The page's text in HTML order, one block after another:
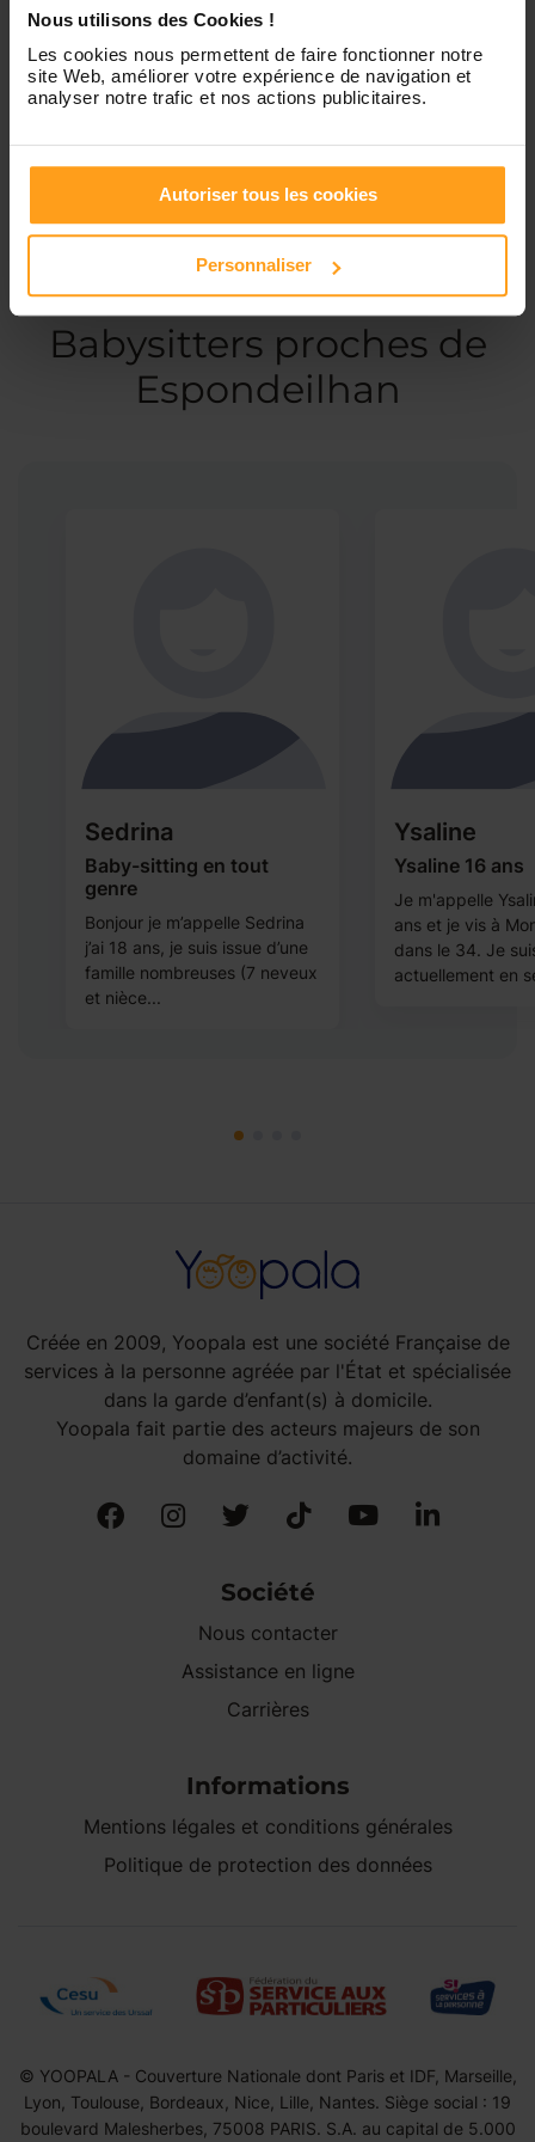
Nous utilisons des Cookies !
Les cookies nous permettent de faire fonctionner notre
site Web, améliorer votre expérience de navigation et
analyser notre trafic et nos actions publicitaires.
Autoriser tous les cookies
Personnaliser
Services proposés
Ces profils pourraient vous intéresser
Babysitters proches de
Espondeilhan
Sedrina
Baby-sitting en tout
genre
Bonjour je m’appelle Sedrina
j’ai 18 ans, je suis issue d’une
famille nombreuses (7 neveux
et nièce...
Ysaline
Ysaline 16 ans
Je m'appelle
ans et je vis à
dans le 34. Je
actuellement en
Créée en 2009, Yoopala est une société Française de
services à la personne agréée par l'État et spécialisée
dans la garde d’enfant(s) à domicile.
Yoopala fait partie des acteurs majeurs de son
domaine d’activité.
Société
Nous contacter
Assistance en ligne
Carrières
Informations
Mentions légales et conditions générales
Politique de protection des données
© YOOPALA - Couverture Nationale dont Paris et IDF, Marseille,
Lyon, Toulouse, Bordeaux, Nice, Lille, Nantes. Siège social : 19
boulevard Malesherbes, 75008 PARIS. S.A. au capital de 5.000